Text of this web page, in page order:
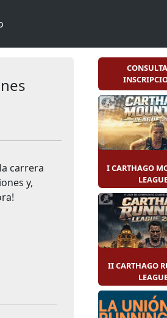
carrera
y,
I CARTHAGO
II CARTHAGO